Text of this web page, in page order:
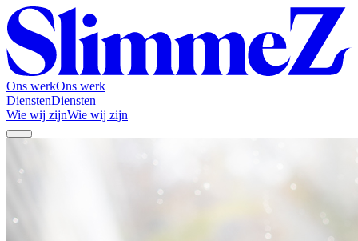
Ons werkOns werk
DienstenDiensten
Wie wij zijnWie wij zijn